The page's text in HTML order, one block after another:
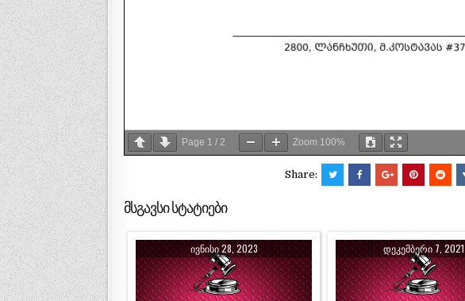
Page 1 / 2 Zoom 100%
Share:
მსგავსი სტატიები
ᲘᲕᲜᲘᲡᲘ 28, 2023 ᲓᲔᲙᲔᲛᲑᲔᲠᲘ 7, 2021